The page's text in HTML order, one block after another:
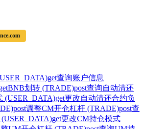
get查询账户信息
BNB划转 (TRADE)post查询自动清还
(USER_DATA)get更改自动清还合约负
post调整CM开仓杠杆 (TRADE)post查
get更改CM持仓模式